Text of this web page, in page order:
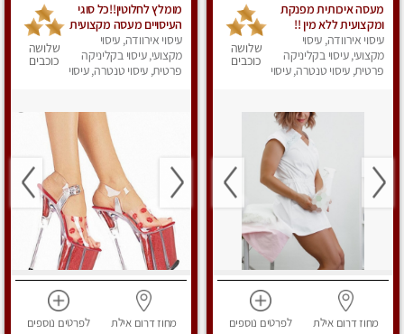
מעסה איכותית מפנקת
ומקצועית ללא מין !!
עיסוי אירוודה, עיסוי
מקצועי, עיסוי בקליניקה
פרטית, עיסוי טנטרה, עיסוי
שלושה
כוכבים
מחוז דרוםאילת לפרטים נוספים
מומלץ לחלוטין!!כל סוגי
העיסויים מעסה מקצועית
ואיכותית פרטי!!Best in
Town !
עיסוי אירוודה, עיסוי
מקצועי, עיסוי בקליניקה
פרטית, עיסוי טנטרה, עיסוי
שלושה
כוכבים
מחוז דרוםאילת לפרטים נוספים